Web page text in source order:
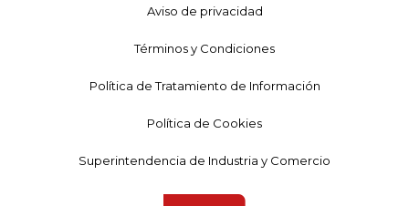
Aviso de privacidad
Términos y Condiciones
Política de Tratamiento de Información
Política de Cookies
Superintendencia de Industria y Comercio